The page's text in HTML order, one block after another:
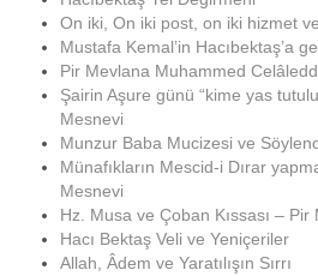
On iki, On iki post, on iki hizmet
Mustafa Kemal’in Hacıbektaş’a
Pir Mevlana Muhammed
Şairin Aşure günü “kime yas
Mesnevi
Munzur Baba Mucizesi ve
Münafıkların Mescid-i Dırar
Mesnevi
Hz. Musa ve Çoban Kıssası –
Hacı Bektaş Veli ve Yeniçeriler
Allah, Âdem ve Yaratılışın Sırrı